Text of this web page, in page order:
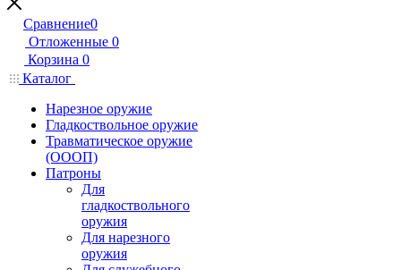
Сравнение0
Отложенные 0
Корзина 0
Каталог
Нарезное оружие
Гладкоствольное оружие
Травматическое оружие
(ОООП)
Патроны
Для
гладкоствольного
оружия
Для нарезного
оружия